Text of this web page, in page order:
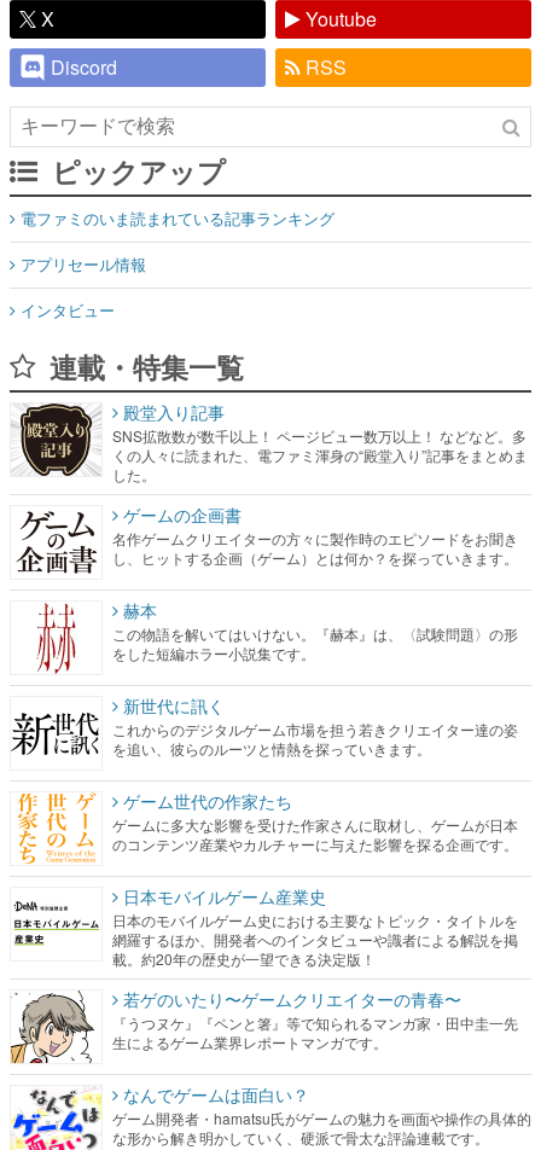
X
Youtube
Discord
RSS
ピックアップ
電ファミのいま読まれている記事ランキング
アプリセール情報
インタビュー
連載・特集一覧
殿堂入り記事
SNS拡散数が数千以上！ ページビュー数万以上！ などなど。多
くの人々に読まれた、電ファミ渾身の“殿堂入り”記事をまとめま
した。
ゲームの企画書
名作ゲームクリエイターの方々に製作時のエピソードをお聞き
し、ヒットする企画（ゲーム）とは何か？を探っていきます。
赫本
この物語を解いてはいけない。『赫本』は、〈試験問題〉の形
をした短編ホラー小説集です。
新世代に訊く
これからのデジタルゲーム市場を担う若きクリエイター達の姿
を追い、彼らのルーツと情熱を探っていきます。
ゲーム世代の作家たち
ゲームに多大な影響を受けた作家さんに取材し、ゲームが日本
のコンテンツ産業やカルチャーに与えた影響を探る企画です。
日本モバイルゲーム産業史
日本のモバイルゲーム史における主要なトピック・タイトルを
網羅するほか、開発者へのインタビューや識者による解説を掲
載。約20年の歴史が一望できる決定版！
若ゲのいたり〜ゲームクリエイターの青春〜
『うつヌケ』『ペンと箸』等で知られるマンガ家・田中圭一先
生によるゲーム業界レポートマンガです。
なんでゲームは面白い？
ゲーム開発者・hamatsu氏がゲームの魅力を画面や操作の具体的
な形から解き明かしていく、硬派で骨太な評論連載です。